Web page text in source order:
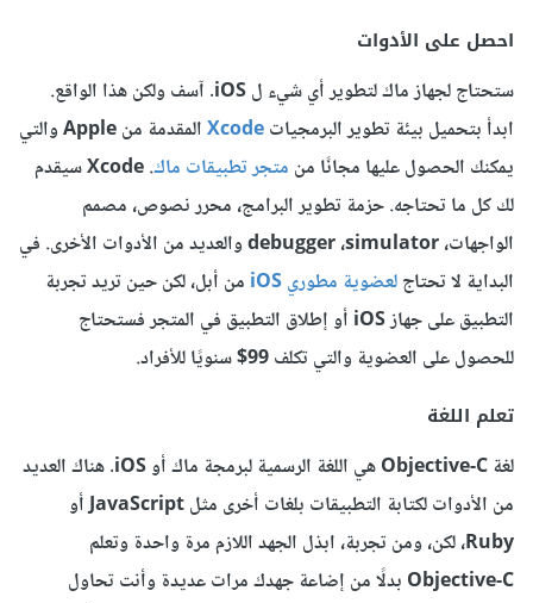
احصل على الأدوات
ستحتاج لجهاز ماك لتطوير أي شيء ل iOS. آسف ولكن هذا الواقع.
ابدأ بتحميل بيئة تطوير البرمجياتXcode
المقدمة من Apple والتي
يمكنك الحصول عليها مجانًا من متجر تطبيقات ماك
. Xcode سيقدم
لك كل ما تحتاجه. حزمة تطوير البرامج، محرر نصوص، مصمم
الواجهات، debugger ،simulator والعديد من الأدوات الأخرى. في
البداية لا تحتاجلعضوية مطوري iOS
من أبل، لكن حين تريد تجربة
التطبيق على جهاز iOS أو إطلاق التطبيق في المتجر فستحتاج
للحصول على العضوية والتي تكلف 99$ سنويًا للأفراد.
تعلم اللغة
لغة Objective-C هي اللغة الرسمية لبرمجة ماك أو iOS. هناك العديد
من الأدوات لكتابة التطبيقات بلغات أخرى مثل JavaScript أو
Ruby، لكن، ومن تجربة، ابذل الجهد اللازم مرة واحدة وتعلم
Objective-C بدلًا من إضاعة جهدك مرات عديدة وأنت تحاول